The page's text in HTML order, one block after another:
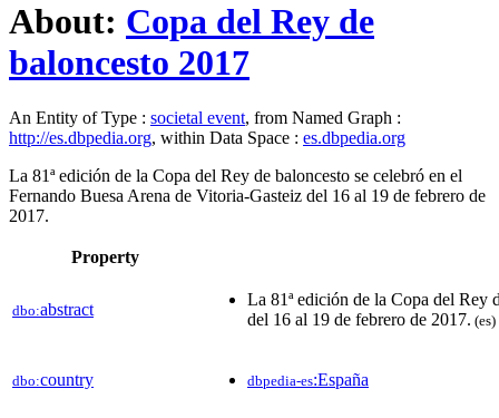
About: Copa del Rey de
baloncesto 2017
An Entity of Type : societal event, from Named Graph :
http://es.dbpedia.org, within Data Space : es.dbpedia.org
La 81ª edición de la Copa del Rey de baloncesto se celebró en el
Fernando Buesa Arena de Vitoria-Gasteiz del 16 al 19 de febrero de
2017.​
Property
dbo:abstract
La 81ª edición de la Copa del Rey
del 16 al 19 de febrero de 2017.​ (es)
dbo:country dbpedia-es:España